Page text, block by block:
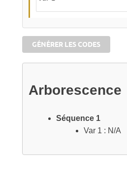
GÉNÉRER LES CODES
Arborescence
Séquence 1
Var 1 : N/A